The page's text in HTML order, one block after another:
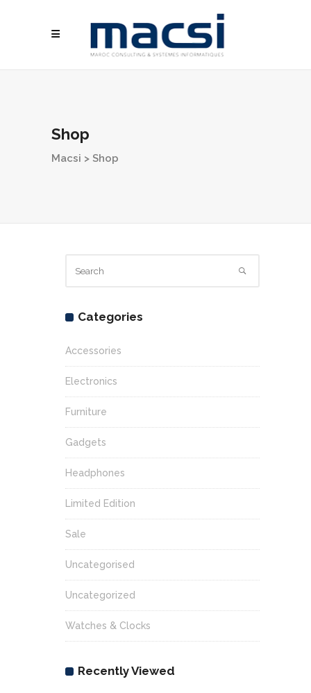
Shop
Macsi > Shop
Categories
Accessories
Electronics
Furniture
Gadgets
Headphones
Limited Edition
Sale
Uncategorised
Uncategorized
Watches & Clocks
Recently Viewed